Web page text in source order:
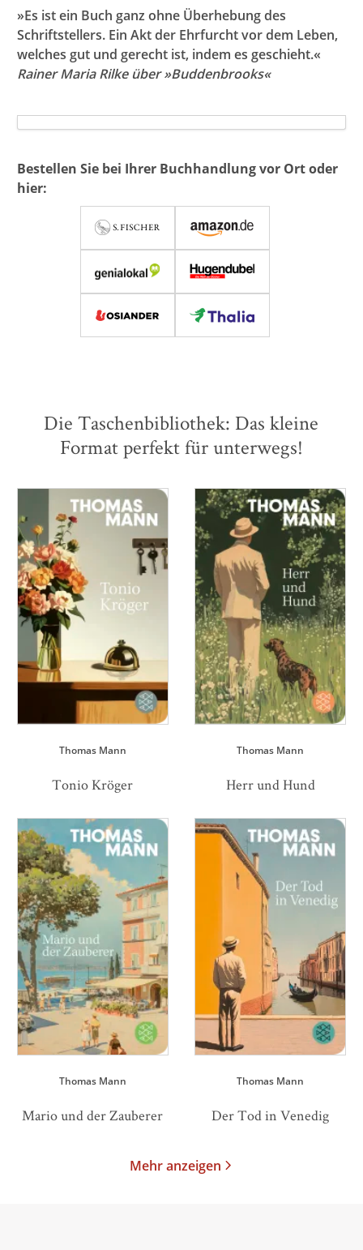
»Es ist ein Buch ganz ohne Überhebung des
Schriftstellers. Ein Akt der Ehrfurcht vor dem Leben,
welches gut und gerecht ist, indem es geschieht.«
Rainer Maria Rilke über»Buddenbrooks«
Bestellen Sie bei Ihrer Buchhandlung vor Ort oder
hier:
Die Taschenbibliothek: Das kleine
Format perfekt für unterwegs!
Thomas Mann
Tonio Kröger
Thomas Mann
Herr und Hund
Thomas Mann
Mario und der Zauberer
Thomas Mann
Der Tod in Venedig
Mehr anzeigen